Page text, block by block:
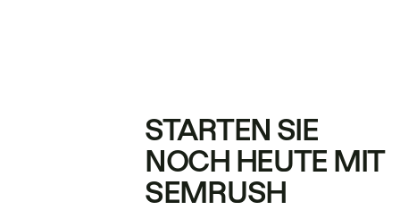
STARTEN SIE
NOCH HEUTE MIT
SEMRUSH